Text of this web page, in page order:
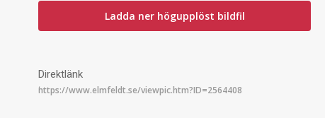
Ladda ner högupplöst bildfil
Direktlänk